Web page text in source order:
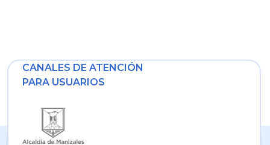
CANALES DE ATENCIÓN
PARA USUARIOS